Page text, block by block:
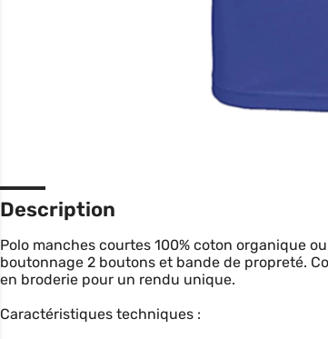
Description
Polo manches courtes 100% coton organique
boutonnage 2 boutons et bande de propreté.
en broderie pour un rendu unique.
Caractéristiques techniques :